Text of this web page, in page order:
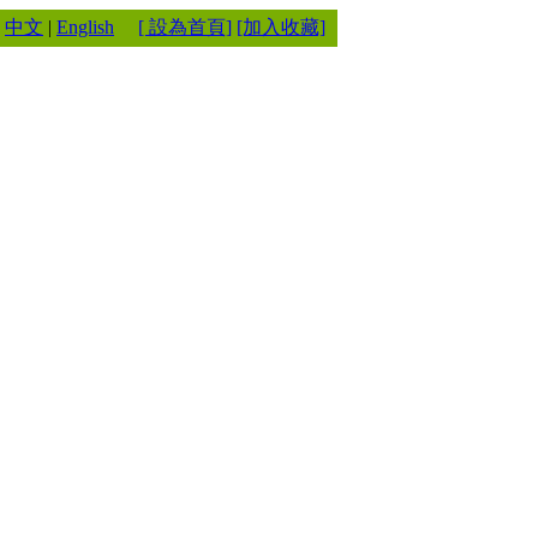
中文 | English [ 設為首頁] [加入收藏]